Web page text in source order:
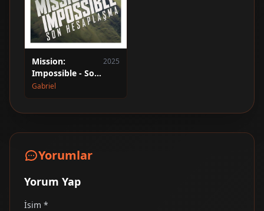
Mission:
Impossible - Son
Hesaplaşma
2025
Gabriel
Yorumlar
Yorum Yap
İsim *